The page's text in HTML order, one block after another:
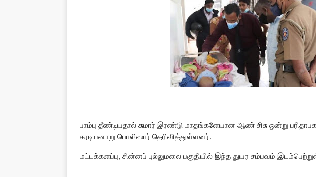
பாம்பு தீண்டியதால் சுமார் இரண்டு மாதங்களேயான ஆண் சிசு ஒன்று
கரடியனாறு பொலிஸார் தெரிவித்துள்ளனர்.
மட்டக்களப்பு, சின்னப் புல்லுமலை பகுதியில் இந்த துயர சம்பவம்